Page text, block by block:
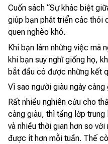
Cuốn sách “Sự khác biệt
giúp bạn phát triển các thói
quen nghèo khó.
Khi bạn làm những việc mà
khi bạn suy nghĩ giống họ,
bắt đầu có được những kết
Vì sao người giàu ngày càng
Rất nhiều nghiên cứu cho
càng giàu, thì tầng lớp
và nhiều thời gian hơn so
được ít hơn mỗi tuần. Thế